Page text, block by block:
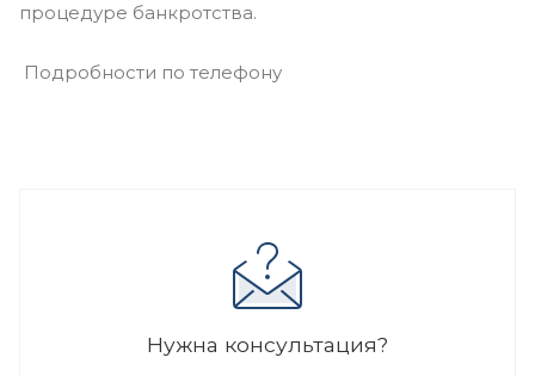
процедуре банкротства.
Подробности по телефону
Нужна консультация?